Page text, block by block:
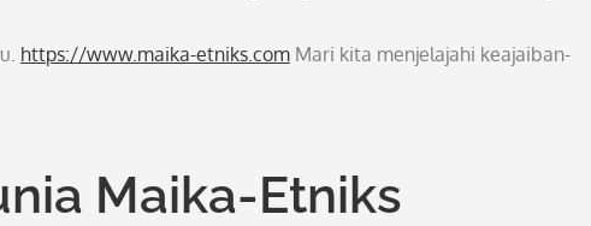
https://www.maika-etniks.com Mari kita menjelajahi keajaiban-
Maika-Etniks